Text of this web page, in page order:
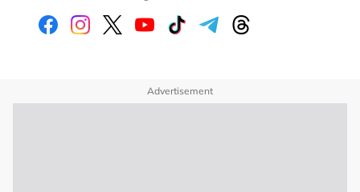
Advertisement